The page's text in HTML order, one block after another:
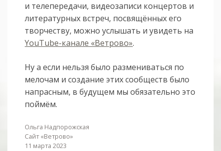
и телепередачи, видеозаписи концертов и
литературных встреч, посвящённых его
творчеству, можно услышать и увидеть на
YouTube-канале «Ветрово».
Ну а если нельзя было размениваться по
мелочам и создание этих сообществ было
напрасным, в будущем мы обязательно это
поймём.
Ольга Надпорожская
Сайт «Ветрово»
11 марта 2023